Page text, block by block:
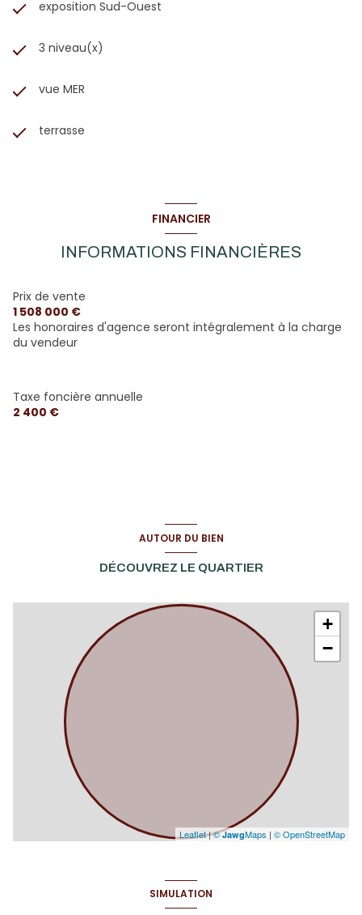
exposition Sud-Ouest
3 niveau(x)
vue MER
terrasse
FINANCIER
INFORMATIONS FINANCIÈRES
Prix de vente
1 508 000 €
Les honoraires d'agence seront intégralement à la charge
du vendeur
Taxe foncière annuelle
2 400 €
AUTOUR DU BIEN
DÉCOUVREZ LE QUARTIER
+
−
Leaflet|©JawgMaps | © OpenStreetMap
SIMULATION